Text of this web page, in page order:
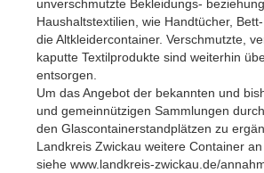
unverschmutzte Bekleidungs-
Haushaltstextilien, wie Handtücher,
die Altkleidercontainer. Verschmutzte,
kaputte Textilprodukte sind weiterhin
entsorgen.
Um das Angebot der bekannten und
und gemeinnützigen Sammlungen
den Glascontainerstandplätzen zu
Landkreis Zwickau weitere Container an
siehe www.landkreis-zwickau.de/